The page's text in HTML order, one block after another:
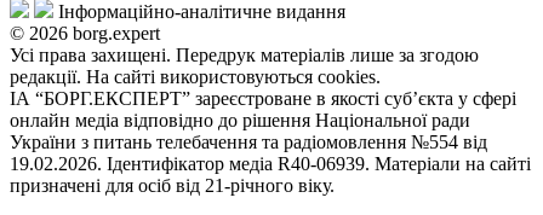
Інформаційно-аналітичне видання
© 2026 borg.expert
Усі права захищені. Передрук матеріалів лише за згодою
редакції. На сайті використовуються cookies.
ІА “БОРГ.ЕКСПЕРТ” зареєстроване в якості суб’єкта у сфері
онлайн медіа відповідно до рішення Національної ради
України з питань телебачення та радіомовлення №554 від
19.02.2026. Ідентифікатор медіа R40-06939. Матеріали на сайті
призначені для осіб від 21-річного віку.